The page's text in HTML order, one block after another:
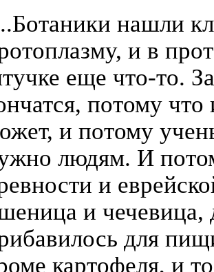
нашли
и в
еще что-то.
потому
и потому
людям. И
и
и чечевица,
для
картофеля, и